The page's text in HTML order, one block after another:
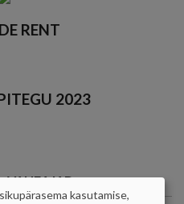
RENT
VAHEAJAD
kasutamise,